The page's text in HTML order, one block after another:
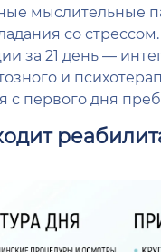
мыслительные
со
за 21 день —
и
с первого дня